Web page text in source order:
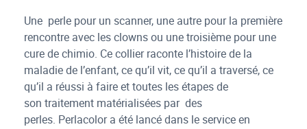
Une perle pour un scanner, une autre pour la première
rencontre avec les clowns ou une troisième pour une
cure de chimio. Ce collier raconte l’histoire de la
maladie de l’enfant, ce qu’il vit, ce qu’il a traversé, ce
qu’il a réussi à faire et toutes les étapes de
son traitement matérialisées par des
perles. Perlacolor a été lancé dans le service en